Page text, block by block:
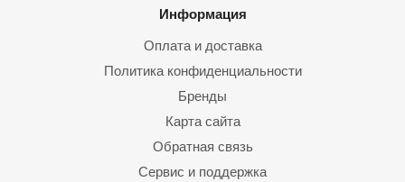
Информация
Оплата и доставка
Политика конфиденциальности
Бренды
Карта сайта
Обратная связь
Сервис и поддержка